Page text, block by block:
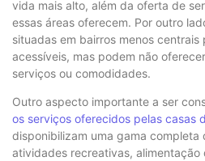
vida mais alto, além da oferta de
essas áreas oferecem. Por outro
situadas em bairros menos
acessíveis, mas podem não
serviços ou comodidades.
Outro aspecto importante a ser
os serviços oferecidos pelas casas
disponibilizam uma gama completa
atividades recreativas,